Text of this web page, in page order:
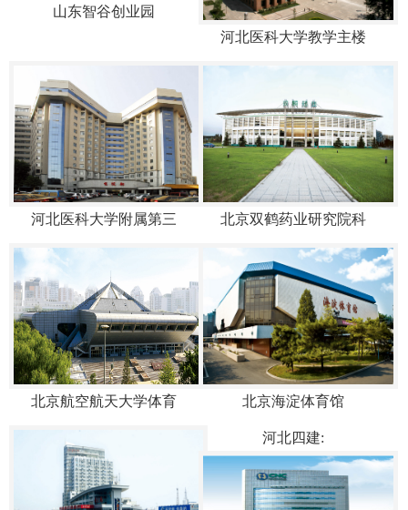
山东智谷创业园
河北医科大学教学主楼
河北医科大学附属第三 北京双鹤药业研究院科
北京航空航天大学体育 北京海淀体育馆
河北四建: